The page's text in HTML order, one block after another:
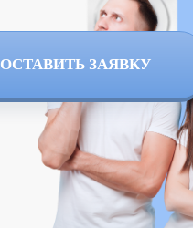
ОСТАВИТЬ ЗАЯВКУ